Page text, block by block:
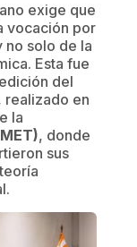
exige que
vocación por
solo de la
Esta fue
del
realizado en
la
, donde
sus